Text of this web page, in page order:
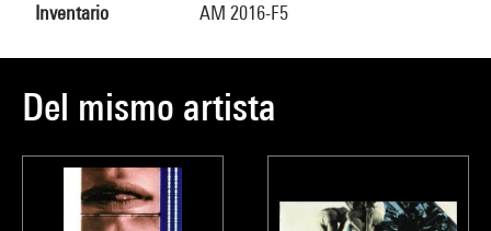
Inventario AM 2016-F5
Del mismo artista